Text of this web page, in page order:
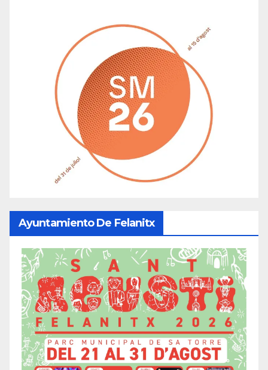
Ayuntamiento De Felanitx